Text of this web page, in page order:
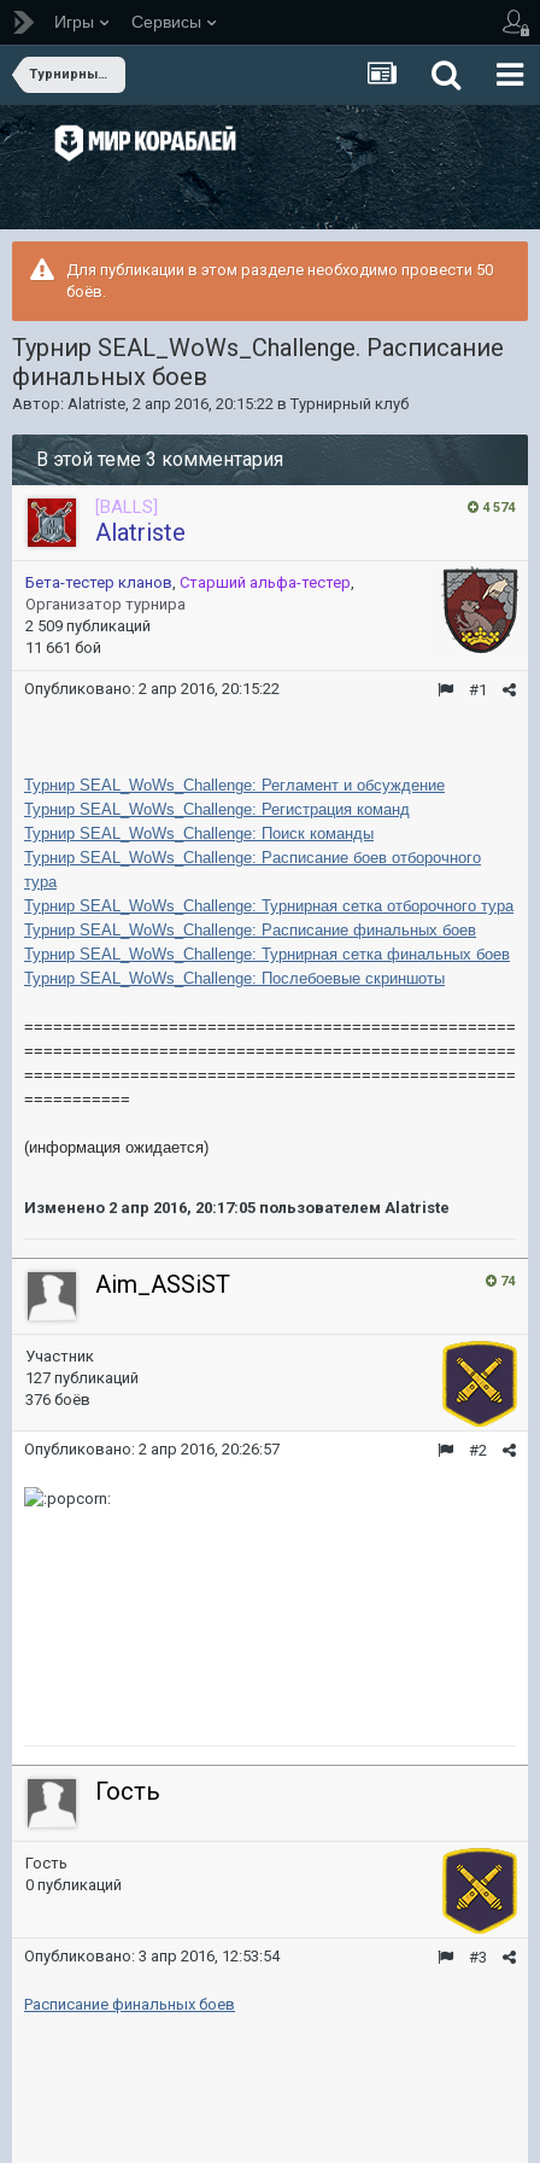
Игры Сервисы
Турнирный клуб
Для публикации в этом разделе необходимо провести 50
боёв.
Турнир SEAL_WoWs_Challenge. Расписание
финальных боев
Автор: Alatriste, 2 апр 2016, 20:15:22 в Турнирный клуб
В этой теме 3 комментария
4 574
[BALLS]
Alatriste
Бета-тестер кланов, Старший альфа-тестер,
Организатор турнира
2 509 публикаций
11 661 бой
#1
Опубликовано: 2 апр 2016, 20:15:22
Турнир SEAL_WoWs_Challenge: Регламент и обсуждение
Турнир SEAL_WoWs_Challenge: Регистрация команд
Турнир SEAL_WoWs_Challenge: Поиск команды
Турнир SEAL_WoWs_Challenge: Расписание боев отборочного
тура
Турнир SEAL_WoWs_Challenge: Турнирная сетка отборочного тура
Турнир SEAL_WoWs_Challenge: Расписание финальных боев
Турнир SEAL_WoWs_Challenge: Турнирная сетка финальных боев
Турнир SEAL_WoWs_Challenge: Послебоевые скриншоты
===================================================
===================================================
===================================================
===========
(информация ожидается)
Изменено 2 апр 2016, 20:17:05 пользователем Alatriste
74
Aim_ASSiST
Участник
127 публикаций
376 боёв
#2
Опубликовано: 2 апр 2016, 20:26:57
Гость
Гость
0 публикаций
#3
Опубликовано: 3 апр 2016, 12:53:54
Расписание финальных боев